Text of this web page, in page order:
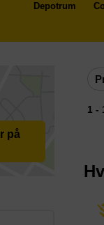
Depotrum
på
1 -